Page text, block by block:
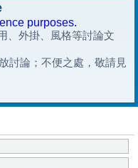
purposes.
、外掛、風格等討論文
討論；不便之處，敬請見